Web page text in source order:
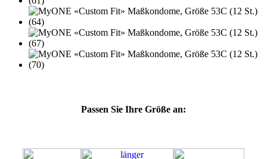
Passen Sie Ihre Größe an: